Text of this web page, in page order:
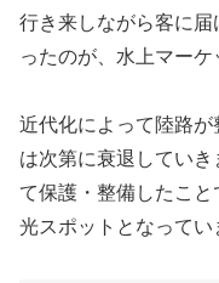
行き来しながら客に
ったのが、水上マーケ
近代化によって陸路が
は次第に衰退してい
て保護・整備したこ
光スポットとなってい